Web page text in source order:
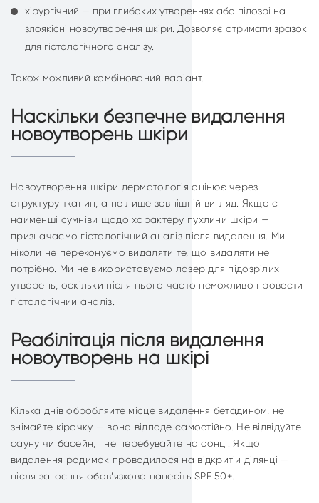
хірургічний — при глибоких утвореннях або підозрі на
злоякісні новоутворення шкіри. Дозволяє отримати зразок
для гістологічного аналізу.
Також можливий комбінований варіант.
Наскільки безпечне видалення
новоутворень шкіри
Новоутворення шкіри дерматологія оцінює через
структуру тканин, а не лише зовнішній вигляд. Якщо є
найменші сумніви щодо характеру пухлини шкіри —
призначаємо гістологічний аналіз після видалення. Ми
ніколи не переконуємо видаляти те, що видаляти не
потрібно. Ми не використовуємо лазер для підозрілих
утворень, оскільки після нього часто неможливо провести
гістологічний аналіз.
Реабілітація після видалення
новоутворень на шкірі
Кілька днів обробляйте місце видалення бетадином, не
знімайте кірочку — вона відпаде самостійно. Не відвідуйте
сауну чи басейн, і не перебувайте на сонці. Якщо
видалення родимок проводилося на відкритій ділянці —
після загоєння обов’язково нанесіть SPF 50+.